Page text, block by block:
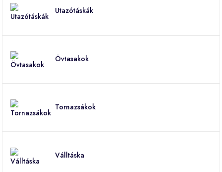
Utazótáskák
Övtasakok
Tornazsákok
Válltáska